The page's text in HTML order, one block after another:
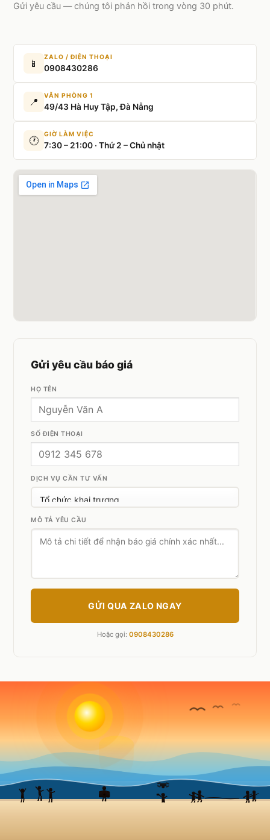
Gửi yêu cầu — chúng tôi phản hồi trong vòng 30 phút.
📱
ZALO / ĐIỆN THOẠI
0908430286
📍
VĂN PHÒNG 1
49/43 Hà Huy Tập, Đà Nẵng
🕐
GIỜ LÀM VIỆC
7:30 – 21:00 · Thứ 2 – Chủ nhật
Gửi yêu cầu báo giá
HỌ TÊN
SỐ ĐIỆN THOẠI
DỊCH VỤ CẦN TƯ VẤN
MÔ TẢ YÊU CẦU
GỬI QUA ZALO NGAY
Hoặc gọi: 0908430286